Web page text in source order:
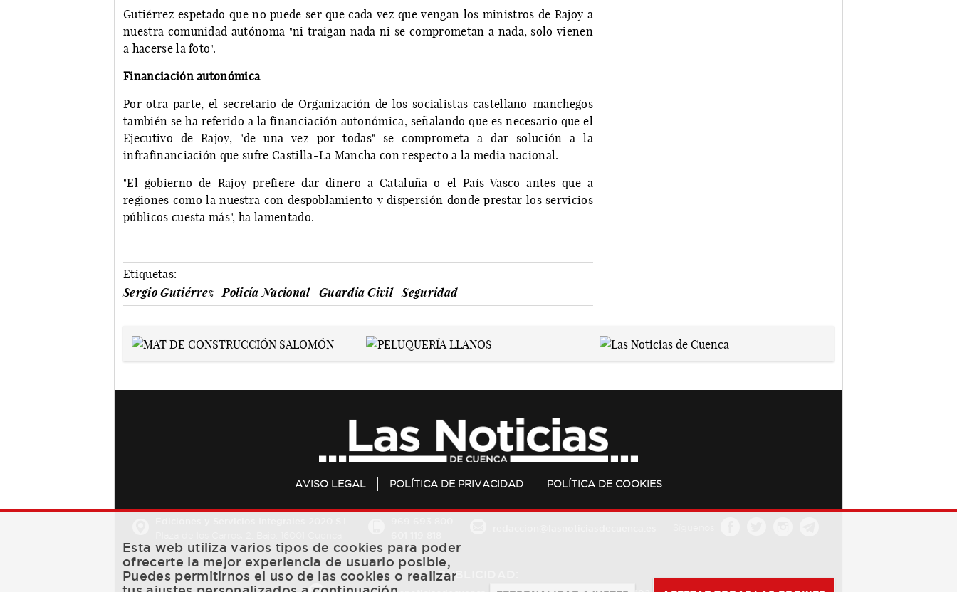
Gutiérrez espetado que no puede ser que cada vez que vengan los ministros de Rajoy a
nuestra comunidad autónoma "ni traigan nada ni se comprometan a nada, solo vienen
a hacerse la foto".
Financiación autonómica
Por otra parte, el secretario de Organización de los socialistas castellano-manchegos
también se ha referido a la financiación autonómica, señalando que es necesario que el
Ejecutivo de Rajoy, "de una vez por todas" se comprometa a dar solución a la
infrafinanciación que sufre Castilla-La Mancha con respecto a la media nacional.
"El gobierno de Rajoy prefiere dar dinero a Cataluña o el País Vasco antes que a
regiones como la nuestra con despoblamiento y dispersión donde prestar los servicios
públicos cuesta más", ha lamentado.
Etiquetas:
Sergio Gutiérrez
Policía Nacional Guardia Civil Seguridad
AVISO LEGAL POLÍTICA DE PRIVACIDAD POLÍTICA DE COOKIES
PUBLICIDAD:
Esta web utiliza varios tipos de cookies para poder
ofrecerte la mejor experiencia de usuario posible,
Puedes permitirnos el uso de las cookies o realizar